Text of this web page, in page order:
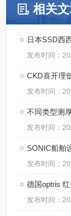
相关
日本SSD西
发布时间：
CKD喜开理
发布时间：
不同类型测
发布时间：
SONIC船舶
发布时间：
德国optris
发布时间：